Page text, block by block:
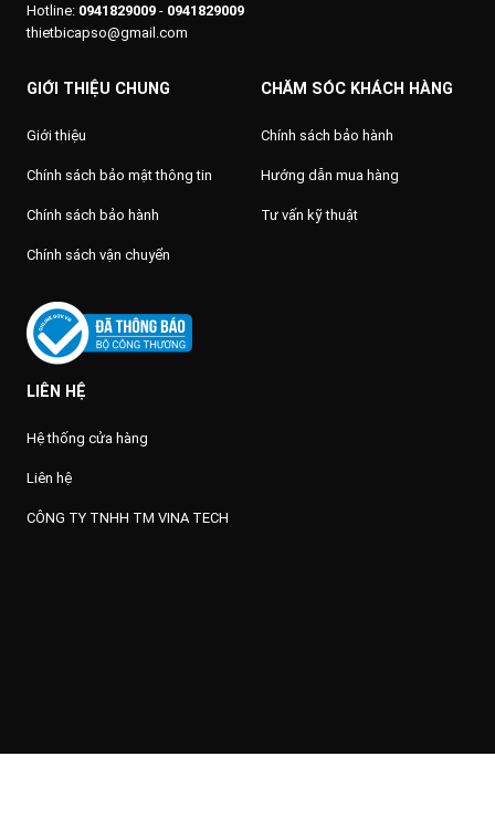
Hotline: 0941829009 - 0941829009
thietbicapso@gmail.com
GIỚI THIỆU CHUNG
Giới thiệu
Chính sách bảo mật thông tin
Chính sách bảo hành
Chính sách vận chuyển
CHĂM SÓC KHÁCH HÀNG
Chính sách bảo hành
Hướng dẫn mua hàng
Tư vấn kỹ thuật
LIÊN HỆ
Hệ thống cửa hàng
Liên hệ
CÔNG TY TNHH TM VINA TECH